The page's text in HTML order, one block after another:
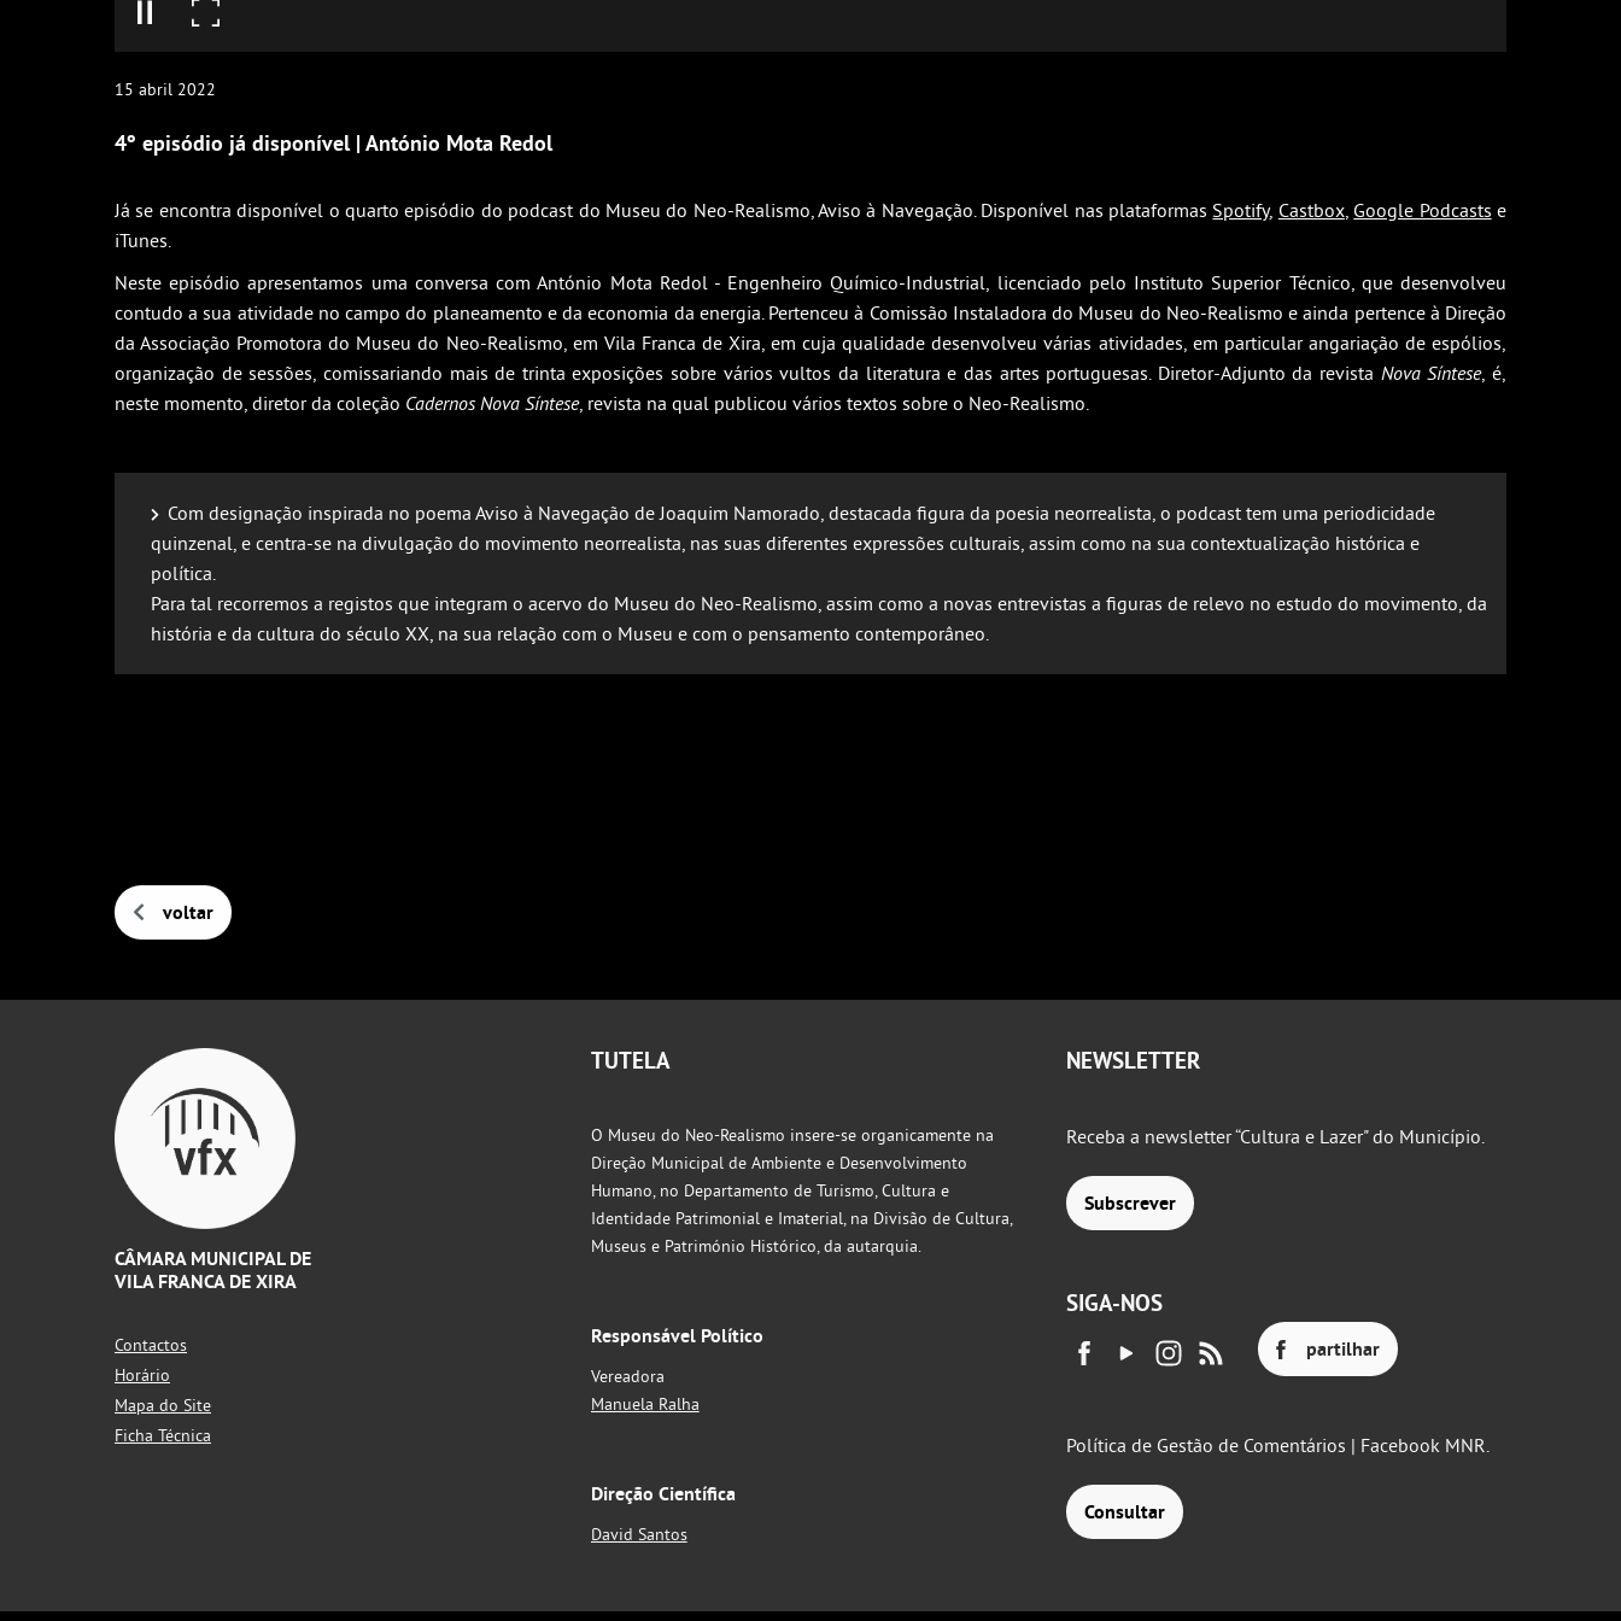
15 abril 2022
4º episódio já disponível | António Mota Redol
Já se encontra disponível o quarto episódio do podcast do Museu do Neo-Realismo, Aviso à Navegação. Disponível nas plataformas Spotify, Castbox, Google Podcasts e
iTunes.
Neste episódio apresentamos uma conversa com António Mota Redol - Engenheiro Químico-Industrial, licenciado pelo Instituto Superior Técnico, que desenvolveu
contudo a sua atividade no campo do planeamento e da economia da energia. Pertenceu à Comissão Instaladora do Museu do Neo-Realismo e ainda pertence à Direção
da Associação Promotora do Museu do Neo-Realismo, em Vila Franca de Xira, em cuja qualidade desenvolveu várias atividades, em particular angariação de espólios,
organização de sessões, comissariando mais de trinta exposições sobre vários vultos da literatura e das artes portuguesas. Diretor-Adjunto da revista Nova Síntese, é,
neste momento, diretor da coleção Cadernos Nova Síntese, revista na qual publicou vários textos sobre o Neo-Realismo.
Com designação inspirada no poema Aviso à Navegação de Joaquim Namorado, destacada figura da poesia neorrealista, o podcast tem uma periodicidade
quinzenal, e centra-se na divulgação do movimento neorrealista, nas suas diferentes expressões culturais, assim como na sua contextualização histórica e
política.
Para tal recorremos a registos que integram o acervo do Museu do Neo-Realismo, assim como a novas entrevistas a figuras de relevo no estudo do movimento, da
história e da cultura do século XX, na sua relação com o Museu e com o pensamento contemporâneo.
voltar
CÂMARA MUNICIPAL DE
VILA FRANCA DE XIRA
Contactos
Horário
Mapa do Site
Ficha Técnica
TUTELA
O Museu do Neo-Realismo insere-se organicamente na
Direção Municipal de Ambiente e Desenvolvimento
Humano, no Departamento de Turismo, Cultura e
Identidade Patrimonial e Imaterial, na Divisão de Cultura,
Museus e Património Histórico, da autarquia.
Responsável Político
Vereadora
Manuela Ralha
Direção Científica
David Santos
NEWSLETTER
Receba a newsletter “Cultura e Lazer" do Município.
Subscrever
SIGA-NOS
partilhar
Política de Gestão de Comentários | Facebook MNR.
Consultar